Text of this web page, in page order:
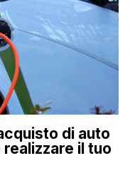
di auto
il tuo